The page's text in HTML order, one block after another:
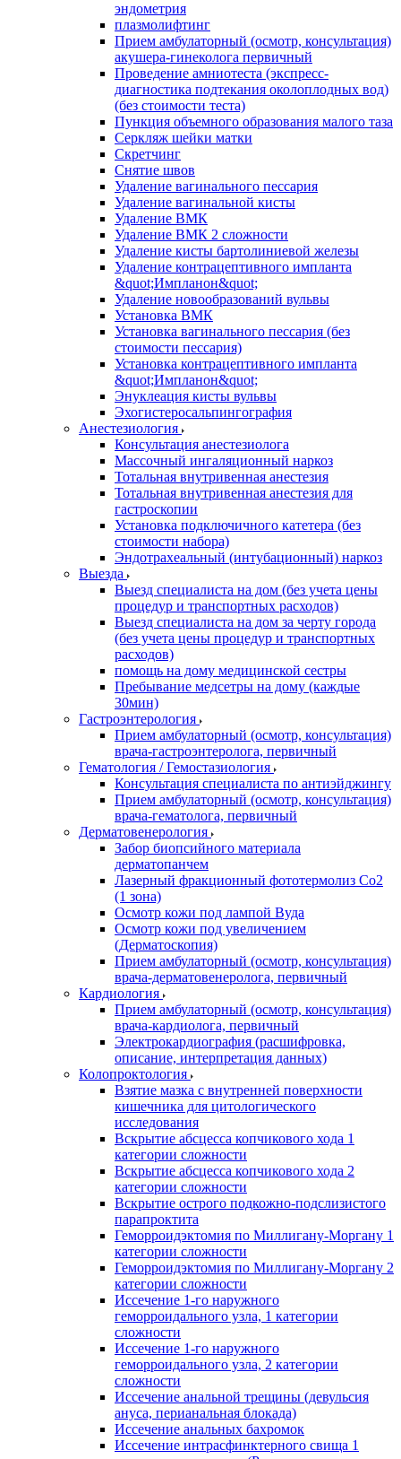
эндометрия
плазмолифтинг
Прием амбулаторный (осмотр, консультация)
акушера-гинеколога первичный
Проведение амниотеста (экспресс-
диагностика подтекания околоплодных вод)
(без стоимости теста)
Пункция объемного образования малого таза
Серкляж шейки матки
Скретчинг
Снятие швов
Удаление вагинального пессария
Удаление вагинальной кисты
Удаление ВМК
Удаление ВМК 2 сложности
Удаление кисты бартолиниевой железы
Удаление контрацептивного импланта
&quot;Импланон&quot;
Удаление новообразований вульвы
Установка ВМК
Установка вагинального пессария (без
стоимости пессария)
Установка контрацептивного импланта
&quot;Импланон&quot;
Энуклеация кисты вульвы
Эхогистеросальпингография
Анестезиология
Консультация анестезиолога
Массочный ингаляционный наркоз
Тотальная внутривенная анестезия
Тотальная внутривенная анестезия для
гастроскопии
Установка подключичного катетера (без
стоимости набора)
Эндотрахеальный (интубационный) наркоз
Выезда
Выезд специалиста на дом (без учета цены
процедур и транспортных расходов)
Выезд специалиста на дом за черту города
(без учета цены процедур и транспортных
расходов)
помощь на дому медицинской сестры
Пребывание медсетры на дому (каждые
30мин)
Гастроэнтерология
Прием амбулаторный (осмотр, консультация)
врача-гастроэнтеролога, первичный
Гематология / Гемостазиология
Консультация специалиста по антиэйджингу
Прием амбулаторный (осмотр, консультация)
врача-гематолога, первичный
Дерматовенерология
Забор биопсийного материала
дерматопанчем
Лазерный фракционный фототермолиз Со2
(1 зона)
Осмотр кожи под лампой Вуда
Осмотр кожи под увеличением
(Дерматоскопия)
Прием амбулаторный (осмотр, консультация)
врача-дерматовенеролога, первичный
Кардиология
Прием амбулаторный (осмотр, консультация)
врача-кардиолога, первичный
Электрокардиография (расшифровка,
описание, интерпретация данных)
Колопроктология
Взятие мазка с внутренней поверхности
кишечника для цитологического
исследования
Вскрытие абсцесса копчикового хода 1
категории сложности
Вскрытие абсцесса копчикового хода 2
категории сложности
Вскрытие острого подкожно-подслизистого
парапроктита
Геморроидэктомия по Миллигану-Моргану 1
категории сложности
Геморроидэктомия по Миллигану-Моргану 2
категории сложности
Иссечение 1-го наружного
геморроидального узла, 1 категории
сложности
Иссечение 1-го наружного
геморроидального узла, 2 категории
сложности
Иссечение анальной трещины (девульсия
ануса, перианальная блокада)
Иссечение анальных бахромок
Иссечение интрасфинктерного свища 1